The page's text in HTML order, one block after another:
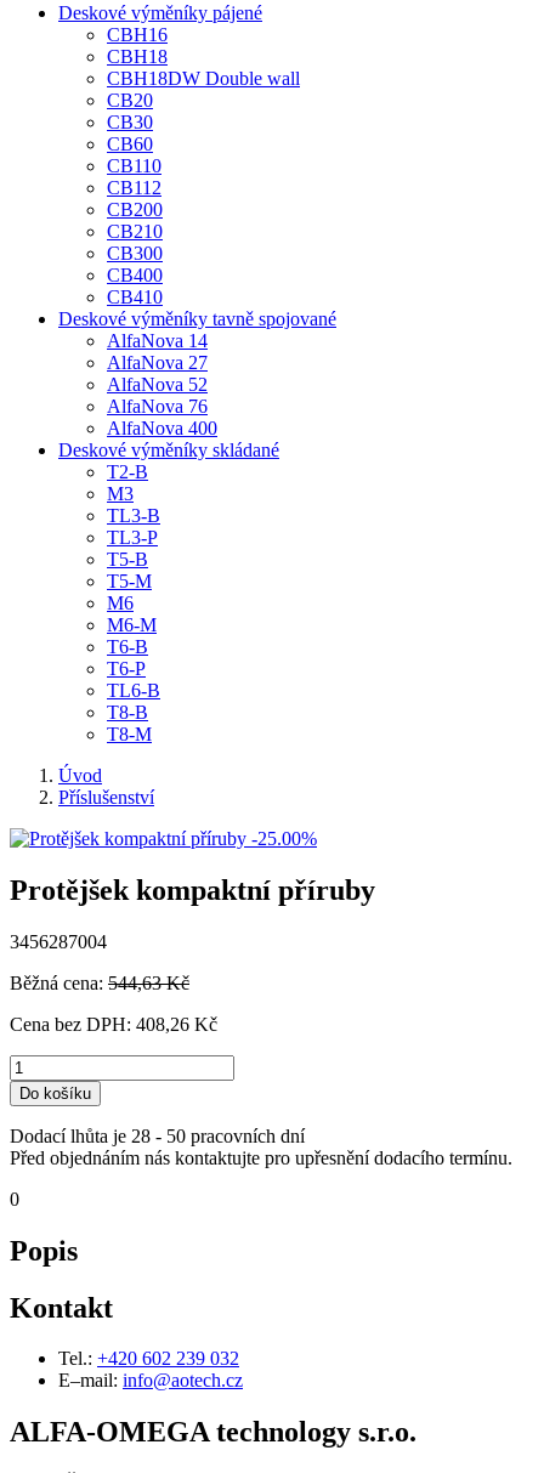
Deskové výměníky pájené
CBH16
CBH18
CBH18DW Double wall
CB20
CB30
CB60
CB110
CB112
CB200
CB210
CB300
CB400
CB410
Deskové výměníky tavně spojované
AlfaNova 14
AlfaNova 27
AlfaNova 52
AlfaNova 76
AlfaNova 400
Deskové výměníky skládané
T2-B
M3
TL3-B
TL3-P
T5-B
T5-M
M6
M6-M
T6-B
T6-P
TL6-B
T8-B
T8-M
Úvod
Příslušenství
-25.00%
Protějšek kompaktní příruby
3456287004
Běžná cena: 544,63 Kč
Cena bez DPH: 408,26 Kč
Do košíku
Dodací lhůta je 28 - 50 pracovních dní
Před objednáním nás kontaktujte pro upřesnění dodacího termínu.
0
Popis
Kontakt
Tel.: +420 602 239 032
E–mail: info@aotech.cz
ALFA-OMEGA technology s.r.o.